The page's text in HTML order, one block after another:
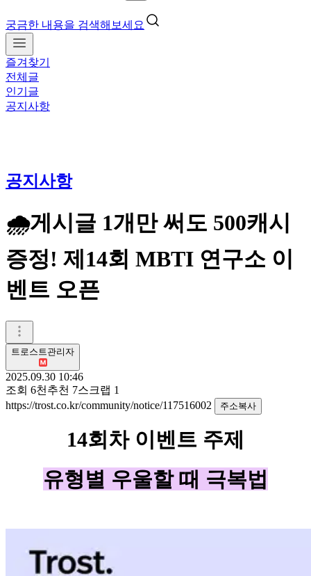
궁금한 내용을 검색해보세요
즐겨찾기
전체글
인기글
공지사항
공지사항
🌧️게시글 1개만 써도 500캐시
증정! 제14회 MBTI 연구소 이
벤트 오픈
트로스트관리자
2025.09.30 10:46
조회 6천 추천 7스크랩 1
https://trost.co.kr/community/notice/117516002
주소복사
14회차 이벤트 주제
유형별 우울할 때 극복법